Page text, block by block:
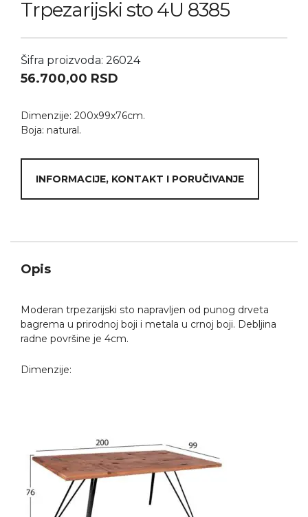
Trpezarijski sto 4U 8385
Šifra proizvoda: 26024
56.700,00 RSD
Dimenzije: 200x99x76cm.
Boja: natural.
INFORMACIJE, KONTAKT I PORUČIVANJE
Opis
Moderan trpezarijski sto napravljen od punog drveta
bagrema u prirodnoj boji i metala u crnoj boji. Debljina
radne površine je 4cm.
Dimenzije: